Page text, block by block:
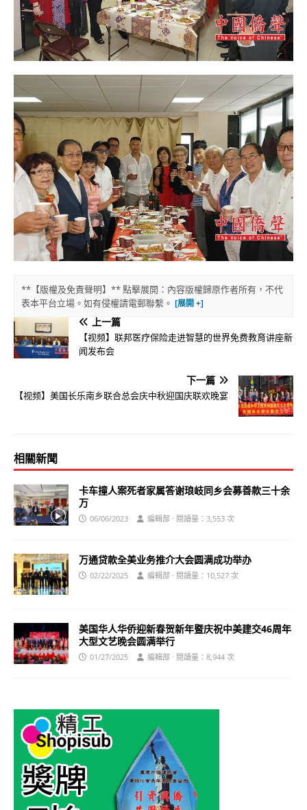
**【版權及免責聲明】** 點擊展開：內容版權歸原作者所有，不代
表本平台立場。如有侵權請電郵聯繫。
上一篇
【视频】联邦医疗保险走进智慧的世界免费教育讲座新
闻发布会
下一篇
【视频】美国长乐南乡联合总会庆中秋迎国庆联欢晚宴
相關新聞
卡车撞人案死者家属答谢琅岐同乡会募善款三十余
万
06/06/2023 編輯部 · 閱讀量：3,553 次
万通贷款全美业务推介大会圆满成功举办
02/22/2025 編輯部 · 閱讀量：10,527 次
美国华人华侨迎新春贺新年暨庆祝中美建交46周年
大型文艺晚会圆满举行
01/27/2025 編輯部 · 閱讀量：8,944 次